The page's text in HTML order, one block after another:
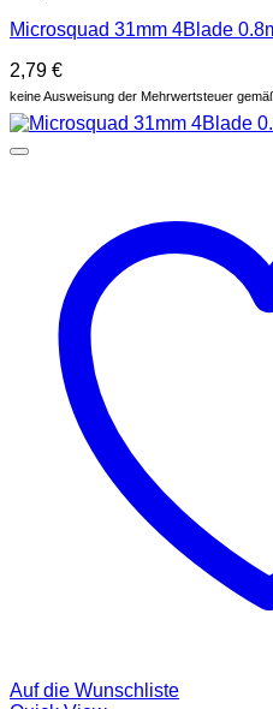
Microsquad 31mm 4Blade
2,79 €
keine Ausweisung der Mehrwertsteuer
Auf die Wunschliste